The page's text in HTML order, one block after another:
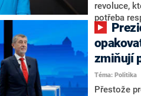
značně
nemá
revoluce,
potřeba
ministryně
rozhovoru
ohledně
Tejce (za
práva
adresu
zmiňují
Téma: Politika
Přestože